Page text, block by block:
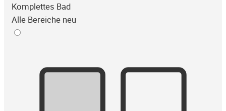
Komplettes Bad
Alle Bereiche neu